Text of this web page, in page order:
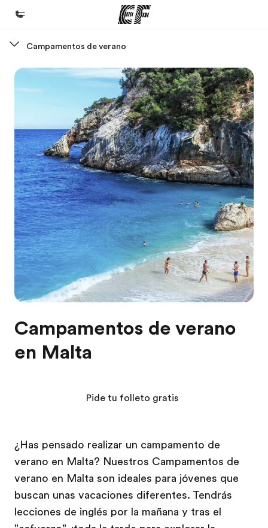
Bienvenido a EF
Ver todo lo que hacemos
Oficinas
Encuentra una oficina
Sobre nosotros
Quiénes somos
Trabajos
Únete al equipo
Campamentos de verano
Campamentos de verano
en Malta
¿Has pensado realizar un campamento de
verano en Malta? Nuestros Campamentos de
verano en Malta son ideales para jóvenes que
buscan unas vacaciones diferentes. Tendrás
lecciones de inglés por la mañana y tras el
Pide tu folleto gratis